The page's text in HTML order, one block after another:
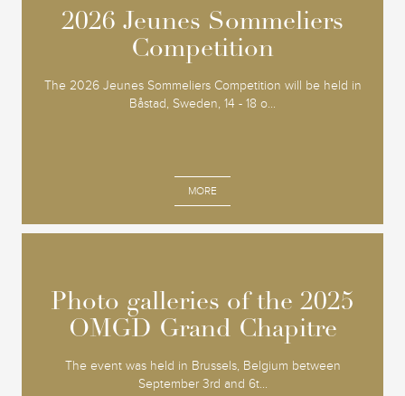
2026 Jeunes Sommeliers
Competition
The 2026 Jeunes Sommeliers Competition will be held in
Båstad, Sweden, 14 - 18 o...
MORE
2026 Jeunes Sommeliers
Competition
Photo galleries of the 2025
OMGD Grand Chapitre
The event was held in Brussels, Belgium between
September 3rd and 6t...
Photo galleries of the 2025
OMGD Grand Chapitre